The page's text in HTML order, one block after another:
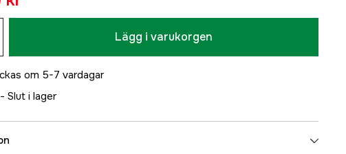
Lägg i varukorgen
om 5-7 vardagar
Slut i lager